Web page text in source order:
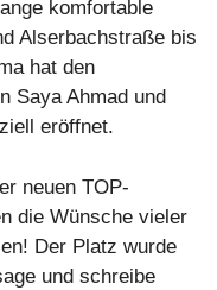
komfortable
Alserbachstraße bis
hat den
Saya Ahmad und
eröffnet.
neuen TOP-
die Wünsche vieler
Der Platz wurde
und schreibe